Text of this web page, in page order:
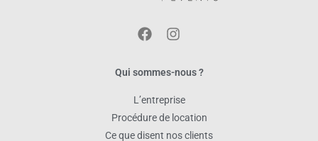
Qui sommes-nous ?
L’entreprise
Procédure de location
Ce que disent nos clients